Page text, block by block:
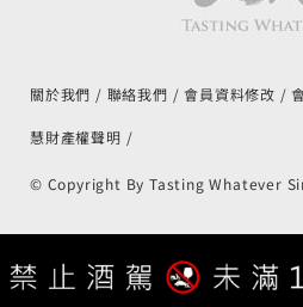
關於我們 聯絡我們 會員資料修改
慧財產權聲明
© Copyright By Tasting Whatever